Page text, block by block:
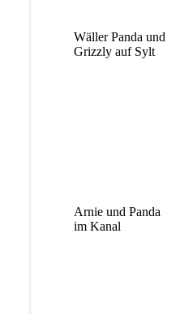
Wäller Panda und
Grizzly auf Sylt
Arnie und Panda
im Kanal